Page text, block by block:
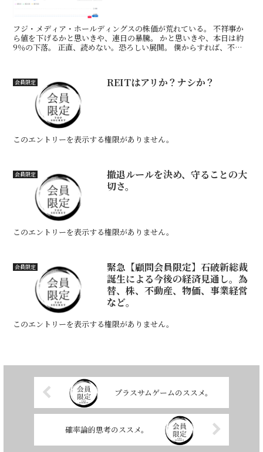
フジ・メディア・ホールディングスの株価が荒れている。 不祥事か
ら値を下げるかと思いきや、連日の暴騰。 かと思いきや、本日は約
9％の下落。 正直、読めない。恐ろしい展開。 僕からすれば、不祥
会員限定 REITはアリか？ナシか？
このエントリーを表示する権限がありません。
会員限定
撤退ルールを決め、守ることの大
切さ。
このエントリーを表示する権限がありません。
会員限定
緊急【顧問会員限定】石破新総裁
誕生による今後の経済見通し。為
替、株、不動産、物価、事業経営
など。
このエントリーを表示する権限がありません。
プラスサムゲームのススメ。
確率論的思考のススメ。